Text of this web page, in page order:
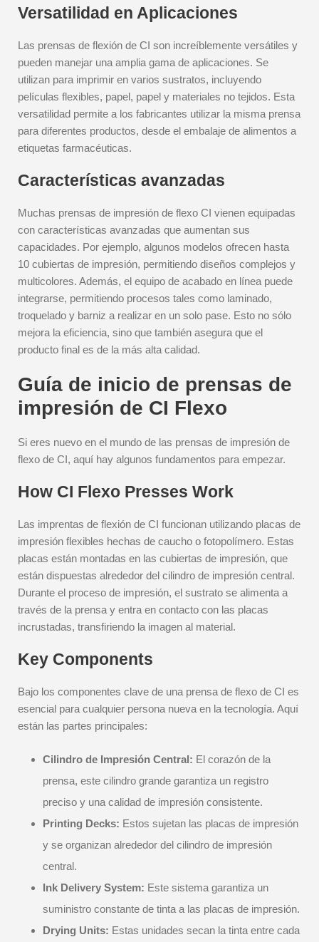
Versatilidad en Aplicaciones
Las prensas de flexión de CI son increíblemente versátiles y
pueden manejar una amplia gama de aplicaciones. Se
utilizan para imprimir en varios sustratos, incluyendo
películas flexibles, papel, papel y materiales no tejidos. Esta
versatilidad permite a los fabricantes utilizar la misma prensa
para diferentes productos, desde el embalaje de alimentos a
etiquetas farmacéuticas.
Características avanzadas
Muchas prensas de impresión de flexo CI vienen equipadas
con características avanzadas que aumentan sus
capacidades. Por ejemplo, algunos modelos ofrecen hasta
10 cubiertas de impresión, permitiendo diseños complejos y
multicolores. Además, el equipo de acabado en línea puede
integrarse, permitiendo procesos tales como laminado,
troquelado y barniz a realizar en un solo pase. Esto no sólo
mejora la eficiencia, sino que también asegura que el
producto final es de la más alta calidad.
Guía de inicio de prensas de
impresión de CI Flexo
Si eres nuevo en el mundo de las prensas de impresión de
flexo de CI, aquí hay algunos fundamentos para empezar.
How CI Flexo Presses Work
Las imprentas de flexión de CI funcionan utilizando placas de
impresión flexibles hechas de caucho o fotopolímero. Estas
placas están montadas en las cubiertas de impresión, que
están dispuestas alrededor del cilindro de impresión central.
Durante el proceso de impresión, el sustrato se alimenta a
través de la prensa y entra en contacto con las placas
incrustadas, transfiriendo la imagen al material.
Key Components
Bajo los componentes clave de una prensa de flexo de CI es
esencial para cualquier persona nueva en la tecnología. Aquí
están las partes principales:
Cilindro de Impresión Central: El corazón de la
prensa, este cilindro grande garantiza un registro
preciso y una calidad de impresión consistente.
Printing Decks: Estos sujetan las placas de impresión
y se organizan alrededor del cilindro de impresión
central.
Ink Delivery System: Este sistema garantiza un
suministro constante de tinta a las placas de impresión.
Drying Units: Estas unidades secan la tinta entre cada